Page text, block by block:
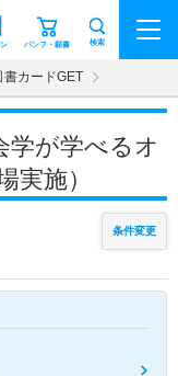
パンフ・願書 検索
書カードGET
学が学べるオ
実施）
条件変更